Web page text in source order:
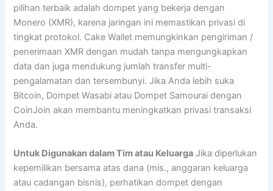
pilihan terbaik adalah dompet yang bekerja dengan
Monero (XMR), karena jaringan ini memastikan privasi di
tingkat protokol. Cake Wallet memungkinkan pengiriman /
penerimaan XMR dengan mudah tanpa mengungkapkan
data dan juga mendukung jumlah transfer multi-
pengalamatan dan tersembunyi. Jika Anda lebih suka
Bitcoin, Dompet Wasabi atau Dompet Samourai dengan
CoinJoin akan membantu meningkatkan privasi transaksi
Anda.
Untuk Digunakan dalam Tim atau Keluarga Jika diperlukan
kepemilikan bersama atas dana (mis., anggaran keluarga
atau cadangan bisnis), perhatikan dompet dengan